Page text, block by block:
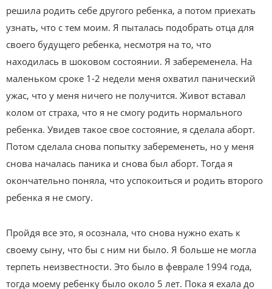
решила родить себе другого ребенка, а потом приехать
узнать, что с тем моим. Я пыталась подобрать отца для
своего будущего ребенка, несмотря на то, что
находилась в шоковом состоянии. Я забеременела. На
маленьком сроке 1-2 недели меня охватил панический
ужас, что у меня ничего не получится. Живот вставал
колом от страха, что я не смогу родить нормального
ребенка. Увидев такое свое состояние, я сделала аборт.
Потом сделала снова попытку забеременеть, но у меня
снова началась паника и снова был аборт. Тогда я
окончательно поняла, что успокоиться и родить второго
ребенка я не смогу.
Пройдя все это, я осознала, что снова нужно ехать к
своему сыну, что бы с ним ни было. Я больше не могла
терпеть неизвестности. Это было в феврале 1994 года,
тогда моему ребенку было около 5 лет. Пока я ехала до